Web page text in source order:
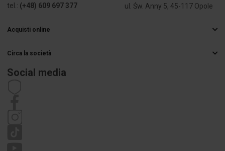
tel.: (+48) 609 697 377
ul. Św. Anny 5, 45-117 Opole
Acquisti online
Metodi di consegna
Pagamenti
Circa la società
Carriera
Social media